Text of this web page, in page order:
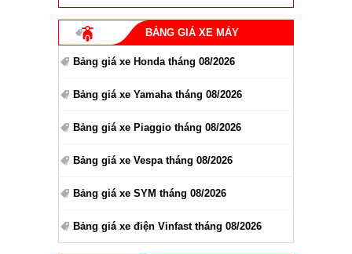
BẢNG GIÁ XE MÁY
Bảng giá xe Honda tháng 08/2026
Bảng giá xe Yamaha tháng 08/2026
Bảng giá xe Piaggio tháng 08/2026
Bảng giá xe Vespa tháng 08/2026
Bảng giá xe SYM tháng 08/2026
Bảng giá xe điện Vinfast tháng 08/2026